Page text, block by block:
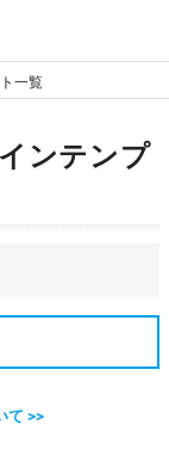
一覧
ンテンプ
て >>